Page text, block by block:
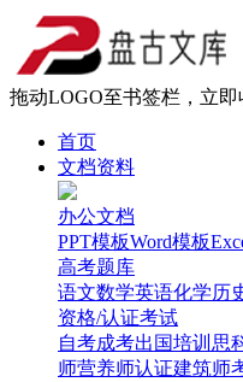
拖动LOGO至书签栏，立
首页
文档资料
办公文档
PPT模板Word模板
高考题库
语文数学英语化学历
资格/认证考试
自考成考出国培训 思
师营养师认证建筑师